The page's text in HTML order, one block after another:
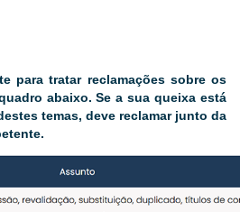
para tratar reclamações sobre os
abaixo. Se a sua queixa está
temas, deve reclamar junto da